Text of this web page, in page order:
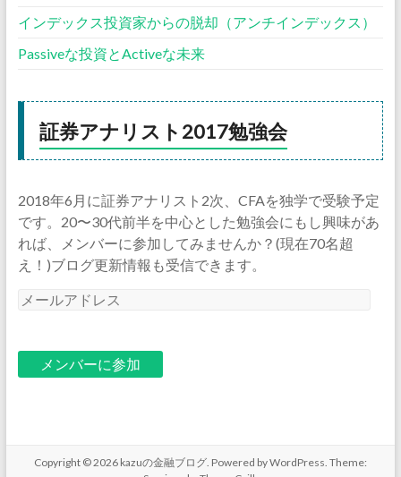
インデックス投資家からの脱却（アンチインデックス）
Passiveな投資とActiveな未来
証券アナリスト2017勉強会
2018年6月に証券アナリスト2次、CFAを独学で受験予定
です。20〜30代前半を中心とした勉強会にもし興味があ
れば、メンバーに参加してみませんか？(現在70名超
え！)ブログ更新情報も受信できます。
メ
Copyright © 2026 kazuの金融ブログ. Powered byWordPress. Theme: